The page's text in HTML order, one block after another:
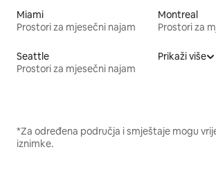
Miami
Prostori za mjesečni najam
Montreal
Prostori za
Seattle
Prostori za mjesečni najam
Prikaži više
*Za određena područja i smještaje mogu
iznimke.